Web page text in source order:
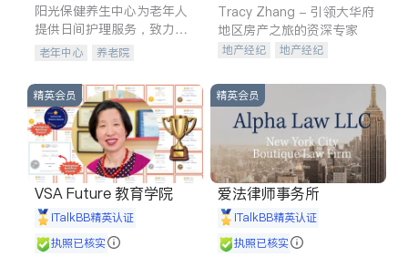
阳光保健养生中心为老年人
提供日间护理服务，致力于
通过持续的护理创新来有效
老年中心 养老院
Tracy Zhang - 引领大华府
地区房产之旅的资深专家
地产经纪
地产经纪
商铺租售
精英会员
VSA Future 教育学院
iTalkBB精英认证
执照已核实
精英会员
爱法律师事务所
iTalkBB精英认证
执照已核实